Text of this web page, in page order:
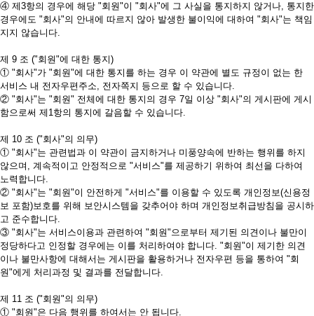
④ 제3항의 경우에 해당 "회원"이 "회사"에 그 사실을 통지하지 않거나, 통지한
경우에도 "회사"의 안내에 따르지 않아 발생한 불이익에 대하여 "회사"는 책임
지지 않습니다.
제 9 조 ("회원"에 대한 통지)
① "회사"가 "회원"에 대한 통지를 하는 경우 이 약관에 별도 규정이 없는 한
서비스 내 전자우편주소, 전자쪽지 등으로 할 수 있습니다.
② "회사"는 "회원" 전체에 대한 통지의 경우 7일 이상 "회사"의 게시판에 게시
함으로써 제1항의 통지에 갈음할 수 있습니다.
제 10 조 ("회사"의 의무)
① "회사"는 관련법과 이 약관이 금지하거나 미풍양속에 반하는 행위를 하지
않으며, 계속적이고 안정적으로 "서비스"를 제공하기 위하여 최선을 다하여
노력합니다.
② "회사"는 "회원"이 안전하게 "서비스"를 이용할 수 있도록 개인정보(신용정
보 포함)보호를 위해 보안시스템을 갖추어야 하며 개인정보취급방침을 공시하
고 준수합니다.
③ "회사"는 서비스이용과 관련하여 "회원"으로부터 제기된 의견이나 불만이
정당하다고 인정할 경우에는 이를 처리하여야 합니다. "회원"이 제기한 의견
이나 불만사항에 대해서는 게시판을 활용하거나 전자우편 등을 통하여 "회
원"에게 처리과정 및 결과를 전달합니다.
제 11 조 ("회원"의 의무)
① "회원"은 다음 행위를 하여서는 안 됩니다.